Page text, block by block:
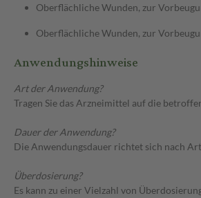
Oberflächliche Wunden, zur
Oberflächliche Wunden, zur
Anwendungshinweise
Art der Anwendung?
Tragen Sie das Arzneimittel auf die
Dauer der Anwendung?
Die Anwendungsdauer richtet sich nach
Überdosierung?
Es kann zu einer Vielzahl von